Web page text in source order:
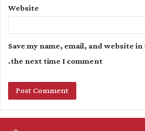
Website
Save my name, email, and website
the next time I comment.